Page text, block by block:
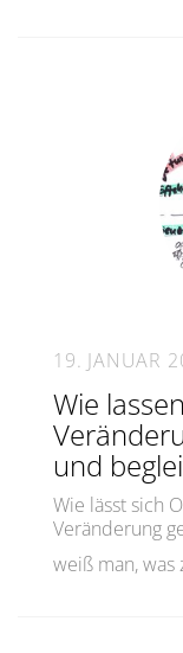
19. JANUAR
Wie
und
Wie lässt sich
Veränderung
weiß man, was